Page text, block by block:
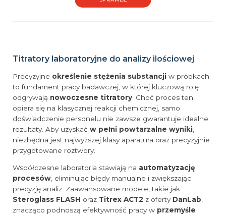
Titratory laboratoryjne do analizy ilościowej
Precyzyjne określenie stężenia substancji w próbkach
to fundament pracy badawczej, w której kluczową rolę
odgrywają nowoczesne titratory . Choć proces ten
opiera się na klasycznej reakcji chemicznej, samo
doświadczenie personelu nie zawsze gwarantuje idealne
rezultaty. Aby uzyskać w pełni powtarzalne wyniki
niezbędna jest najwyższej klasy aparatura oraz precyzyjnie
przygotowane roztwory.
Współczesne laboratoria stawiają na automatyzację
procesów, eliminując błędy manualne i zwiększając
precyzję analiz. Zaawansowane modele, takie jak
Steroglass FLASH oraz Titrex ACT2 z oferty DanLab,
znacząco podnoszą efektywność pracy w przemyśle